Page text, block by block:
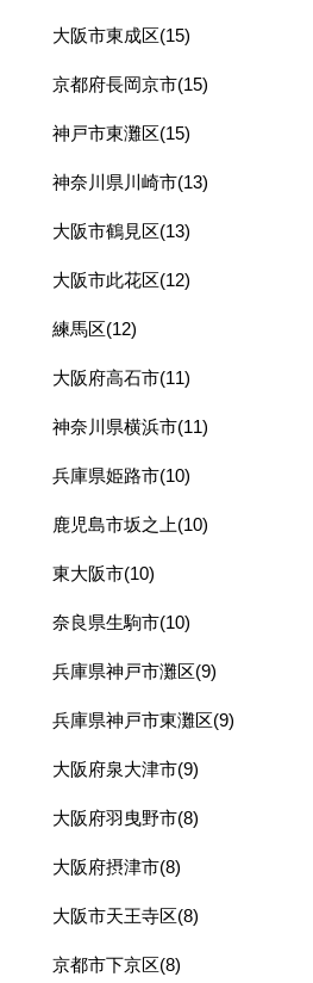
大阪市東成区(15)
京都府長岡京市(15)
神戸市東灘区(15)
神奈川県川崎市(13)
大阪市鶴見区(13)
大阪市此花区(12)
練馬区(12)
大阪府高石市(11)
神奈川県横浜市(11)
兵庫県姫路市(10)
鹿児島市坂之上(10)
東大阪市(10)
奈良県生駒市(10)
兵庫県神戸市灘区(9)
兵庫県神戸市東灘区(9)
大阪府泉大津市(9)
大阪府羽曳野市(8)
大阪府摂津市(8)
大阪市天王寺区(8)
京都市下京区(8)